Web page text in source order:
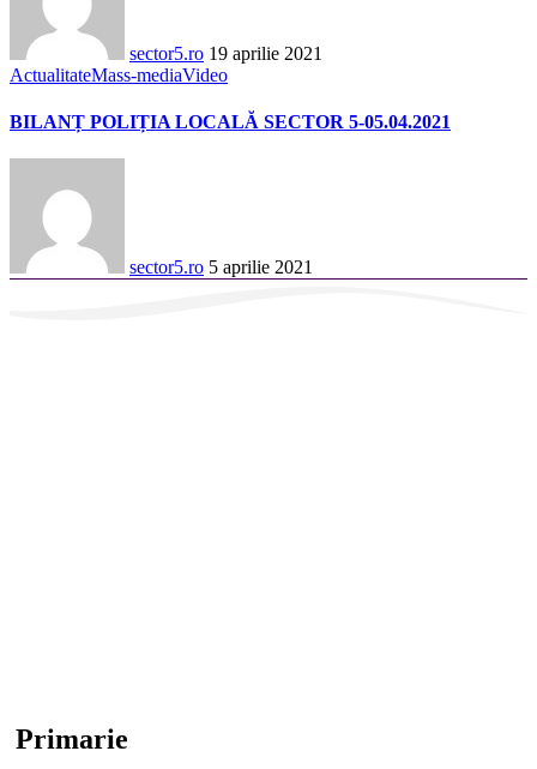
sector5.ro 19 aprilie 2021
ActualitateMass-mediaVideo
BILANȚ POLIȚIA LOCALĂ SECTOR 5-05.04.2021
sector5.ro 5 aprilie 2021
Primarie